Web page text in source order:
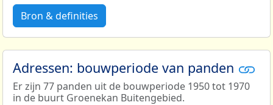
Bron & definities
Adressen: bouwperiode van panden
Er zijn 77 panden uit de bouwperiode 1950 tot 1970
in de buurt Groenekan Buitengebied.